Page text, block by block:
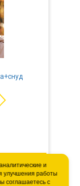
и
улучшения работы
соглашаетесь с